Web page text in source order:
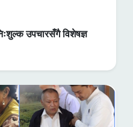
उपचारसँगै विशेषज्ञ